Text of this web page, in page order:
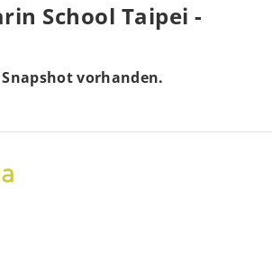
School Taipei -
vorhanden.